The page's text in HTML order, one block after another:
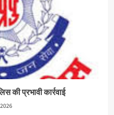
की प्रभावी कार्रवाई